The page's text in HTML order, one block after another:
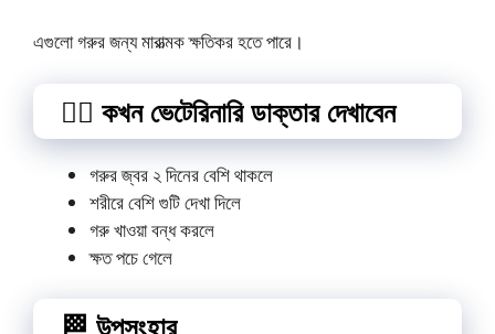
এগুলো গরুর জন্য মারাত্মক ক্ষতিকর হতে পারে।
👨‍⚕️ কখন ভেটেরিনারি ডাক্তার দেখাবেন
গরুর জ্বর ২ দিনের বেশি থাকলে
শরীরে বেশি গুটি দেখা দিলে
গরু খাওয়া বন্ধ করলে
ক্ষত পচে গেলে